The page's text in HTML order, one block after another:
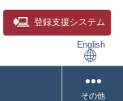
登録支援システム
English
その他